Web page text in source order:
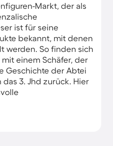
Markt, der als
ist für seine
bekannt, mit denen
werden. So finden sich
einem Schäfer, der
Geschichte der Abtei
3. Jhd zurück. Hier